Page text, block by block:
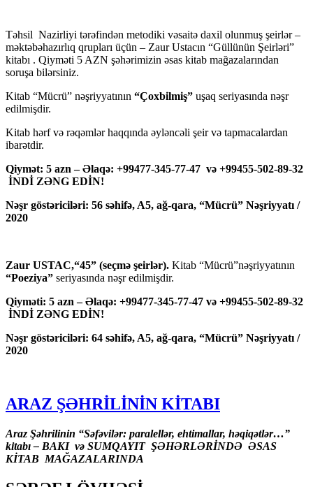
Təhsil Nazirliyi tərəfindən metodiki vəsaitə daxil olunmuş şeirlər –
məktəbəhazırlıq qrupları üçün – Zaur Ustacın “Güllünün Şeirləri”
kitabı . Qiyməti 5 AZN şəhərimizin əsas kitab mağazalarından
soruşa bilərsiniz.
Kitab “Mücrü” nəşriyyatının “Çoxbilmiş” uşaq seriyasında nəşr
edilmişdir.
Kitab hərf və rəqəmlər haqqında əyləncəli şeir və tapmacalardan
ibarətdir.
Qiymət: 5 azn – Əlaqə: +99477-345-77-47 və +99455-502-89-32
İNDİ ZƏNG EDİN!
Nəşr göstəriciləri: 56 səhifə, A5, ağ-qara, “Mücrü” Nəşriyyatı /
2020
Zaur USTAC,“45” (seçmə şeirlər). Kitab “Mücrü”nəşriyyatının
“Poeziya” seriyasında nəşr edilmişdir.
Qiyməti: 5 azn – Əlaqə: +99477-345-77-47 və +99455-502-89-32
İNDİ ZƏNG EDİN!
Nəşr göstəriciləri: 64 səhifə, A5, ağ-qara, “Mücrü” Nəşriyyatı /
2020
ARAZ ŞƏHRİLİNİN KİTABI
Araz Şəhrilinin “Səfəvilər: paralellər, ehtimallar, həqiqətlər…”
kitabı – BAKI və SUMQAYIT ŞƏHƏRLƏRİNDƏ ƏSAS
KİTAB MAĞAZALARINDA